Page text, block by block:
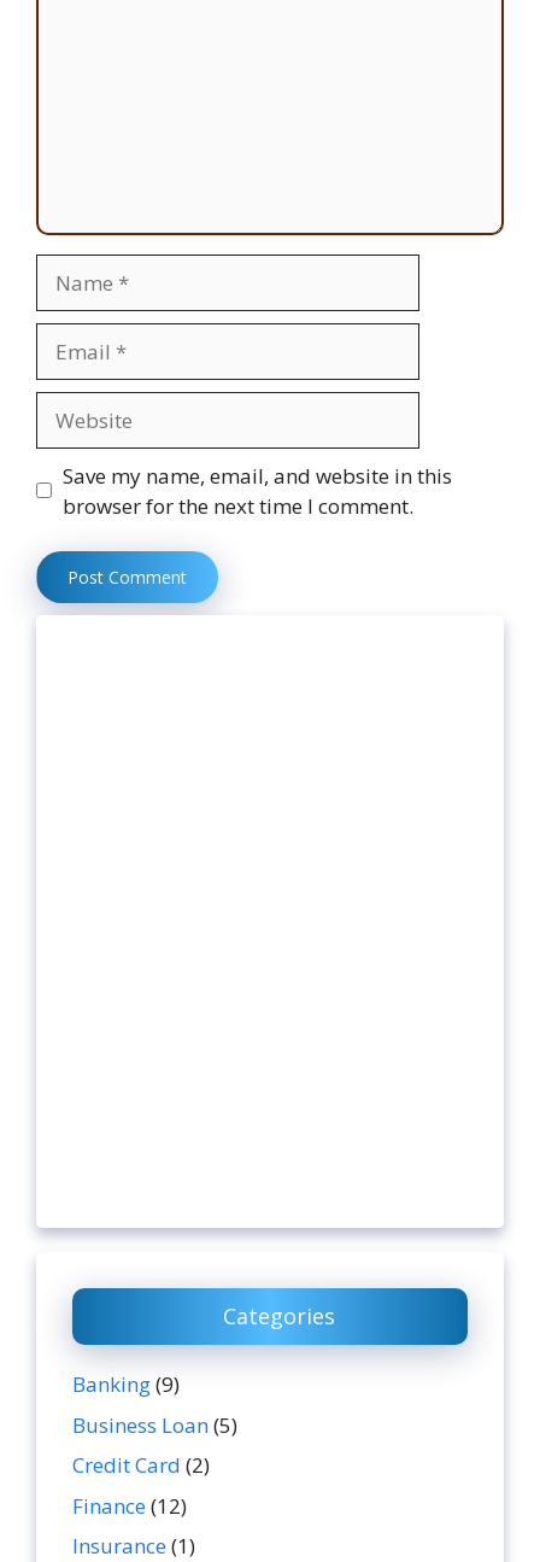
Save my name, email, and website in this
browser for the next time I comment.
Categories
Banking(9)
Business Loan(5)
Credit Card (2)
Finance(12)
Insurance(1)